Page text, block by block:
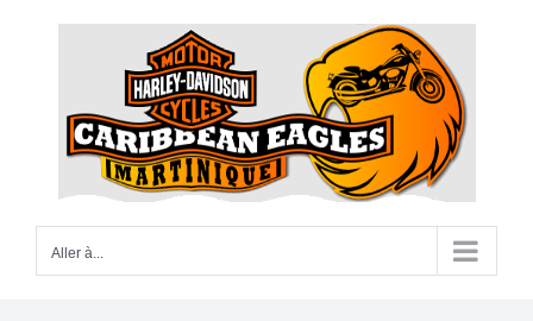
Aller à...